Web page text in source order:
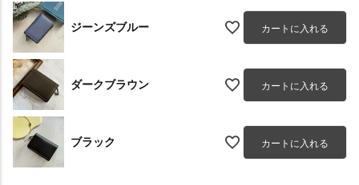
ジーンズブルー カートに入れる
ダークブラウン カートに入れる
ブラック カートに入れる